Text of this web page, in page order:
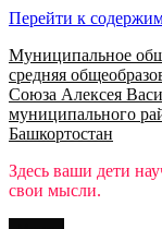
Перейти к
Муниципальное
средняя
Союза Алексея
муниципального
Башкортостан
Здесь ваши дети
свои мысли.